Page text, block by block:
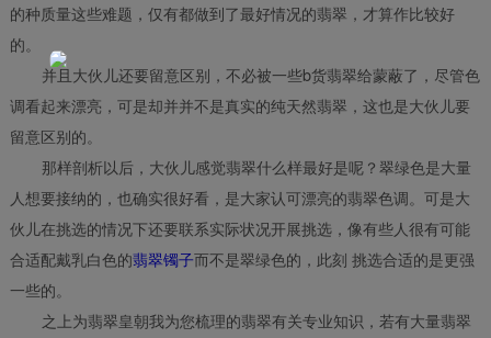
的种质量这些难题，仅有都做到了最好情况的翡翠，才算作比较好
的。
并且大伙儿还要留意区别，不必被一些b货翡翠给蒙蔽了，尽管色
调看起来漂亮，可是却并并不是真实的纯天然翡翠，这也是大伙儿要
留意区别的。
那样剖析以后，大伙儿感觉翡翠什么样最好是呢？翠绿色是大量
人想要接纳的，也确实很好看，是大家认可漂亮的翡翠色调。可是大
伙儿在挑选的情况下还要联系实际状况开展挑选，像有些人很有可能
合适配戴乳白色的翡翠镯子而不是翠绿色的，此刻 挑选合适的是更强
一些的。
之上为翡翠皇朝我为您梳理的翡翠有关专业知识，若有大量翡翠